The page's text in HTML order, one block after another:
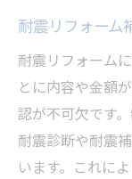
耐震リフォーム
耐震リフォーム
とに内容や金額
認が不可欠です
耐震診断や耐震
います。これに